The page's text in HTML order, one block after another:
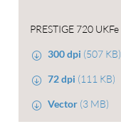
PRESTIGE 720 UKFe
300 dpi (507 KB)
72 dpi (111 KB)
Vector (3 MB)